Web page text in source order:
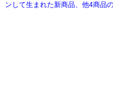
ンして生まれた新商品、他4商品